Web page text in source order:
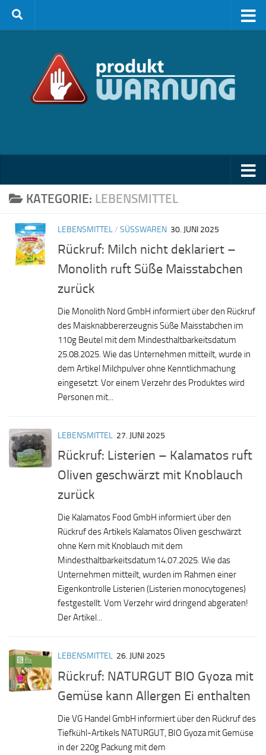
Zum Inhalt springen
KATEGORIE: LEBENSMITTEL
LEBENSMITTEL/ SÜSSWAREN 30. JUNI 2025
Rückruf: Milch nicht deklariert –
Monolith ruft Süße Maisstabchen
zurück
Die Monolith Nord GmbH informiert über den Rückruf
des Maisknabbererzeugnis Süße Maisstabchen im
110g Beutel mit dem Mindesthaltbarkeitsdatum
25.08.2025. Wie das Unternehmen mitteilt, wurde in
dem Artikel Milchpulver ohne Kenntlichmachung
eingesetzt. Vor einem Verzehr des Produktes wird
Personen mit...
LEBENSMITTEL 27. JUNI 2025
Rückruf: Listerien – Kalamatos ruft
Oliven geschwärzt mit Knoblauch
zurück
Die Kalamatos Food GmbH informiert über den
Rückruf des Artikels Kalamatos Oliven geschwärzt
ohne Kern mit Knoblauch mit dem
Mindesthaltbarkeitsdatum14.07.2025. Wie das
Unternehmen mitteilt, wurden im Rahmen einer
Eigenkontrolle Listerien (Listerien monocytogenes)
festgestellt. Vom Verzehr wird dringend abgeraten!
Der Artikel...
LEBENSMITTEL 26. JUNI 2025
Rückruf: NATURGUT BIO Gyoza mit
Gemüse kann Allergen Ei enthalten
Die VG Handel GmbH informiert über den Rückruf des
Tiefkühl-Artikels NATURGUT, BIO Gyoza mit Gemüse
in der 220g Packung mit dem